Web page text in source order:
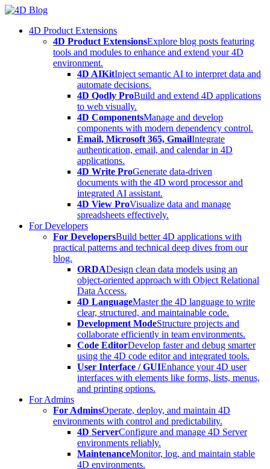
Skip
content4D Product Extensions
4D Product ExtensionsExplore blog posts featuring
tools and modules to enhance and extend your 4D
environment.
4D AIKitInject semantic AI to interpret data and
automate decisions.
4D Qodly ProBuild and extend 4D applications
to web visually.
4D ComponentsManage and develop
components with modern dependency control.
Email, Microsoft 365, GmailIntegrate
authentication, email, and calendar in 4D
applications.
4D Write ProGenerate data-driven
documents with the 4D word processor and
integrated AI assistant.
4D View ProVisualize data and manage
spreadsheets effectively.
For Developers
For DevelopersBuild better 4D applications with
practical patterns and technical deep dives from our
blog.
ORDADesign clean data models using an
object-oriented approach with Object Relational
Data Access.
4D LanguageMaster the 4D language to write
clear, structured, and maintainable code.
Development ModeStructure projects and
collaborate efficiently in team environments.
Code EditorDevelop faster and debug smarter
using the 4D code editor and integrated tools.
User Interface / GUIEnhance your 4D user
interfaces with elements like forms, lists, menus,
and printing options.
For Admins
For AdminsOperate, deploy, and maintain 4D
environments with control and predictability.
4D ServerConfigure and manage 4D Server
environments reliably.
MaintenanceMonitor, log, and maintain stable
4D environments.